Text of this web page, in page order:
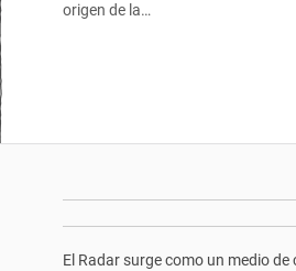
origen de la…
El Radar surge como un medio